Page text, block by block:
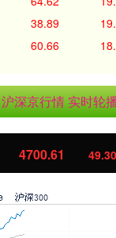
38.89
60.66
沪深京行情 实时轮
1124.76 1.89